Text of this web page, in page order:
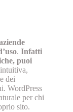
. Infatti
puoi
dei
WordPress
per chi
sito.